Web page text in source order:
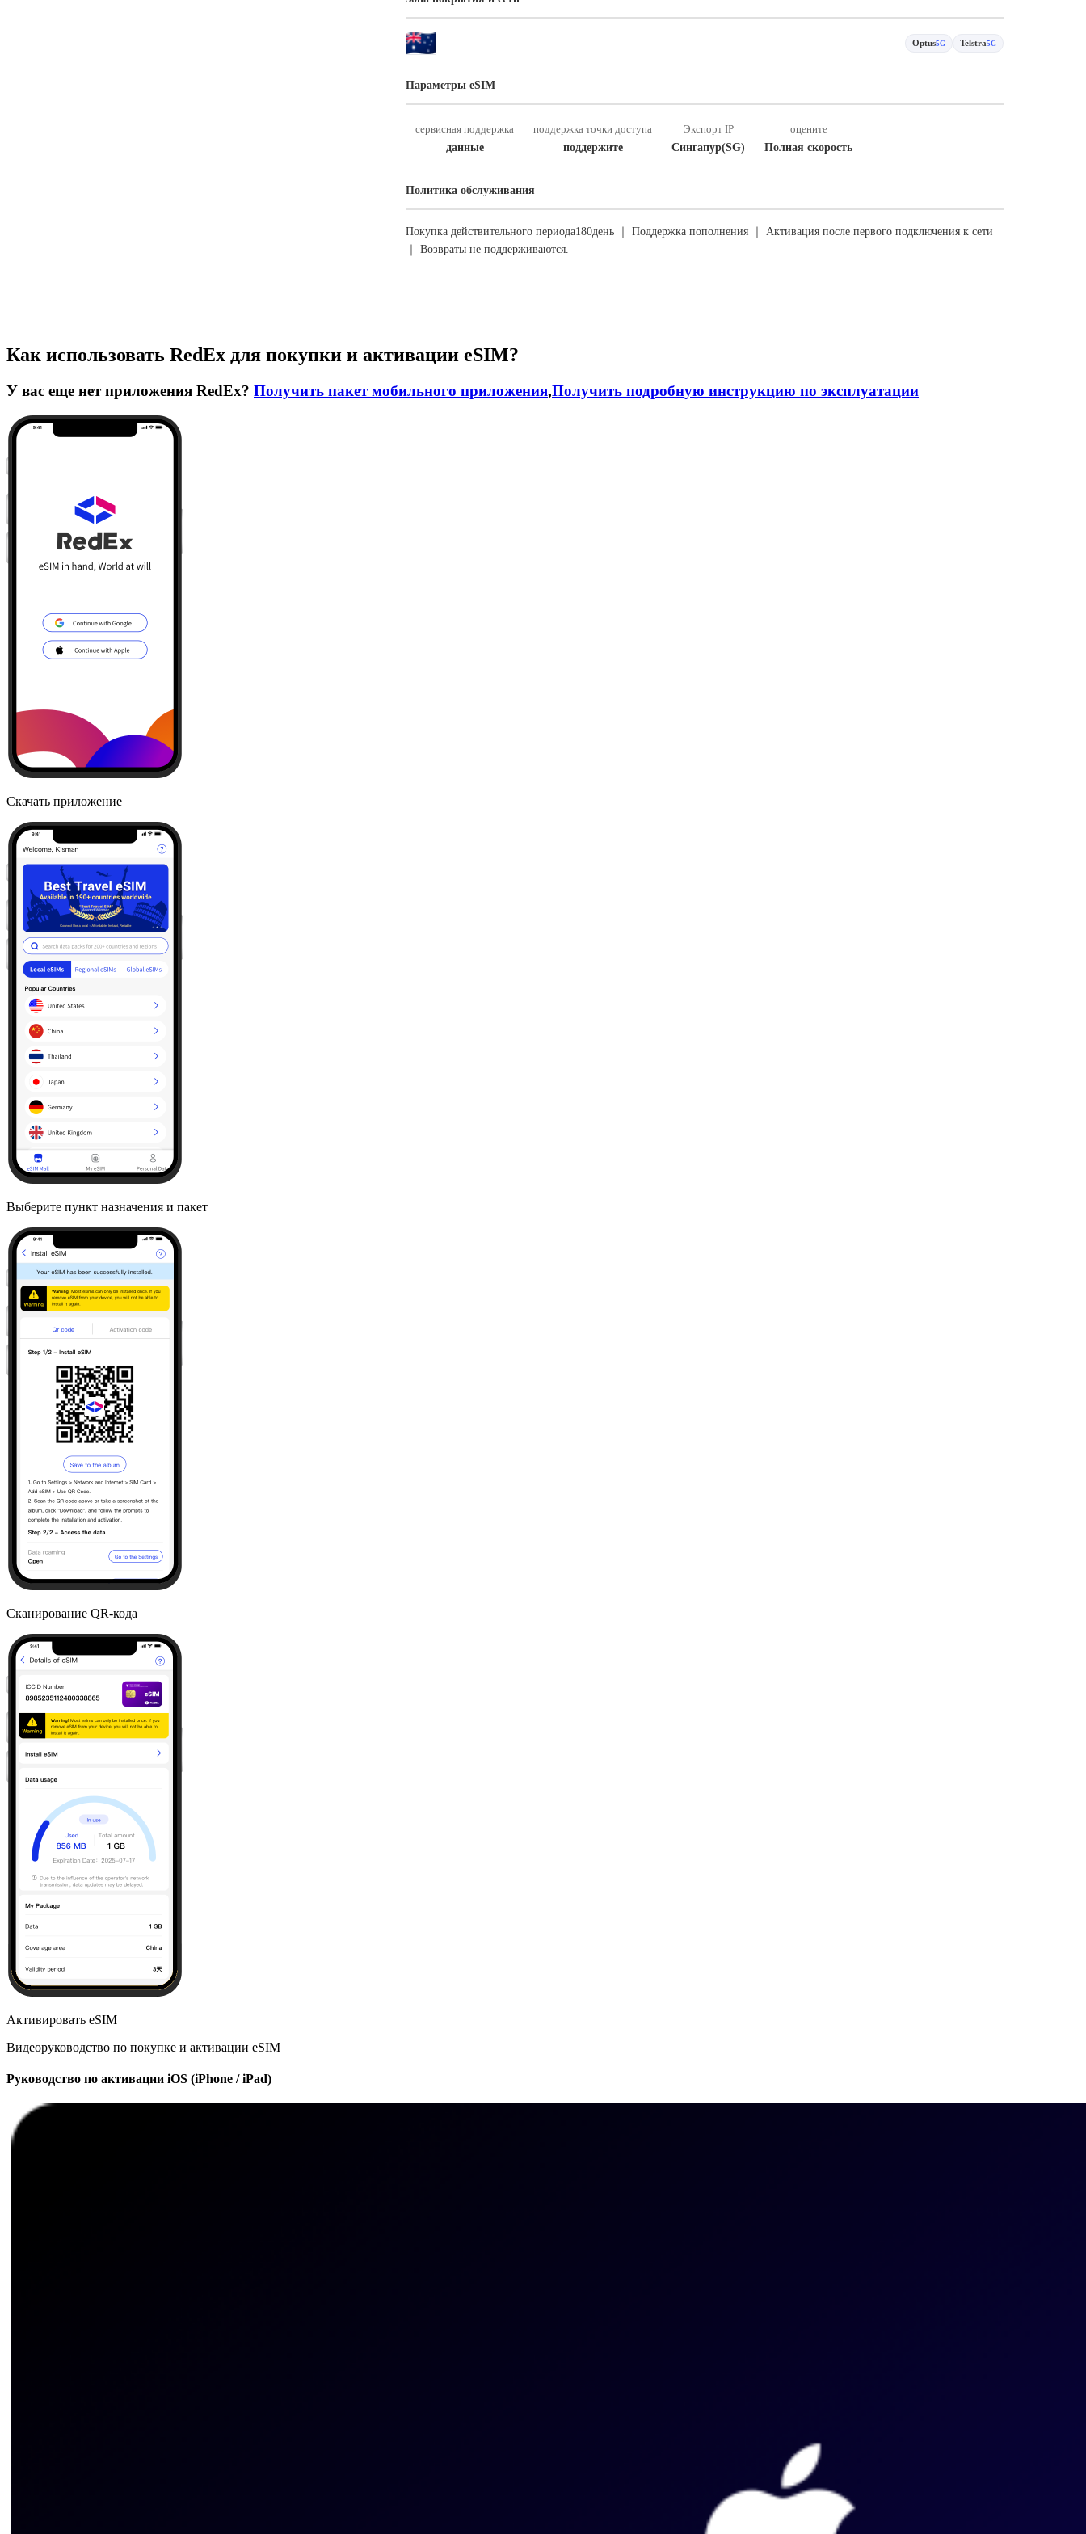
Optus5G Telstra5G
Параметры eSIM
сервисная поддержка
данные
поддержка точки доступа
поддержите
Экспорт IP
Сингапур(SG)
оцените
Полная скорость
Политика обслуживания
Покупка действительного периода180день ｜ Поддержка пополнения ｜ Активация после первого подключения к сети
｜ Возвраты не поддерживаются.
Как использовать RedEx для покупки и активации eSIM?
У вас еще нет приложения RedEx? Получить пакет мобильного приложения,Получить подробную инструкцию по эксплуатации
Скачать приложение
Выберите пункт назначения и пакет
Сканирование QR-кода
Активировать eSIM
Видеоруководство по покупке и активации eSIM
Руководство по активации iOS (iPhone / iPad)